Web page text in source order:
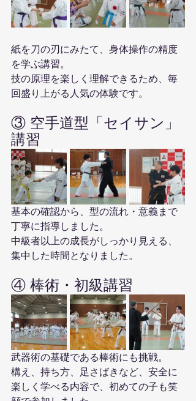
紙を刀の刃にみたて、身体操作の精度
を学ぶ講習。
技の原理を楽しく理解できるため、毎
回盛り上がる人気の体験です。
③ 空手道型「セイサン」
講習
基本の確認から、型の流れ・意義まで
丁寧に指導しました。
中級者以上の成長がしっかり見える、
集中した時間となりました。
④ 棒術・初級講習
武器術の基礎である棒術にも挑戦。
構え、持ち方、足さばきなど、安全に
楽しく学べる内容で、初めての子も笑